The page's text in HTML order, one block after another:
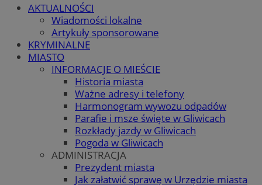
AKTUALNOŚCI
Wiadomości lokalne
Artykuły sponsorowane
KRYMINALNE
MIASTO
INFORMACJE O MIEŚCIE
Historia miasta
Ważne adresy i telefony
Harmonogram wywozu odpadów
Parafie i msze święte w Gliwicach
Rozkłady jazdy w Gliwicach
Pogoda w Gliwicach
ADMINISTRACJA
Prezydent miasta
Jak załatwić sprawę w Urzędzie miasta